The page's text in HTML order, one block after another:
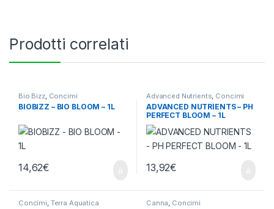
Prodotti correlati
Bio Bizz, Concimi
BIOBIZZ – BIO BLOOM – 1L
14,62€
Advanced Nutrients Concimi
ADVANCED NUTRIENTS – PH
PERFECT BLOOM – 1L
13,92€
Concimi, Terra Aquatica Canna, Concimi